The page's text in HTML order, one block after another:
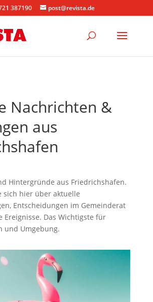
387190 post@revista.de
Nachrichten &
aus
Hintergründe aus Friedrichshafen.
sich hier über aktuelle
Entscheidungen im Gemeinderat
Ereignisse. Das Wichtigste für
und Umgebung.